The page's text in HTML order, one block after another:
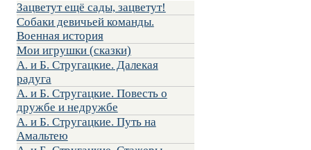
Зацветут ещё сады, зацветут!
Собаки девичьей команды.
Военная история
Мои игрушки (сказки)
А. и Б. Стругацкие. Далекая
радуга
А. и Б. Стругацкие. Повесть о
дружбе и недружбе
А. и Б. Стругацкие. Путь на
Амальтею